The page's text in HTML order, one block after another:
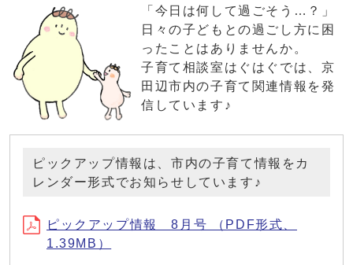
「今日は何して過ごそう…？」
日々の子どもとの過ごし方に困
ったことはありませんか。
子育て相談室はぐはぐでは、京
田辺市内の子育て関連情報を発
信しています♪
ピックアップ情報は、市内の子育て情報をカ
レンダー形式でお知らせしています♪
ピックアップ情報 8月号 （PDF形式、
1.39MB）